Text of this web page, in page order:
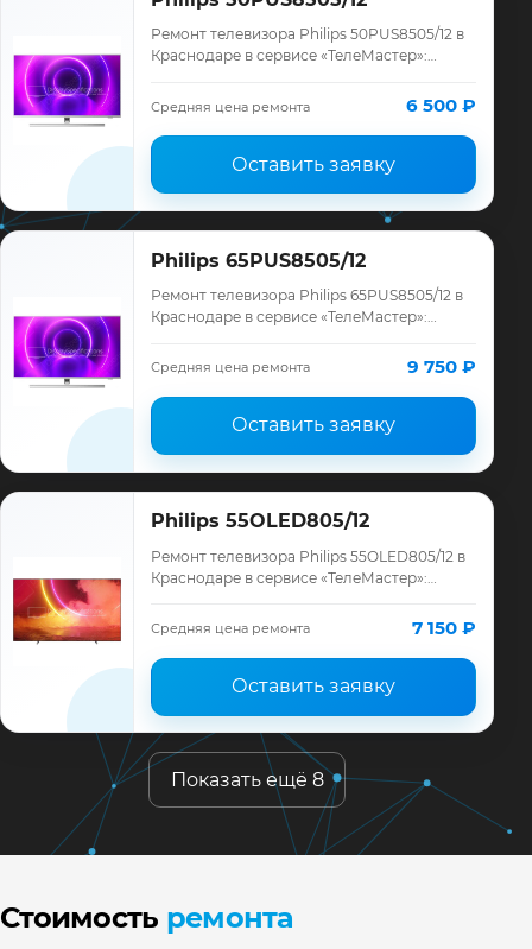
Ремонт телевизора Philips 50PUS8505/12 в
Краснодаре в сервисе «ТелеМастер»:
ремонта, запчасти и гарантия до 12
месяце…
Средняя цена ремонта 6 500 ₽
Оставить заявку
Philips 65PUS8505/12
Ремонт телевизора Philips 65PUS8505/12 в
Краснодаре в сервисе «ТелеМастер»:
ремонта, запчасти и гарантия до 12
Средняя цена ремонта 9 750 ₽
Оставить заявку
Philips 55OLED805/12
Ремонт телевизора Philips 55OLED805/12 в
Краснодаре в сервисе «ТелеМастер»:
ремонта, запчасти и гарантия до 12
месяце…
Средняя цена ремонта 7 150 ₽
Оставить заявку
Показать ещё 8
Стоимость ремонта